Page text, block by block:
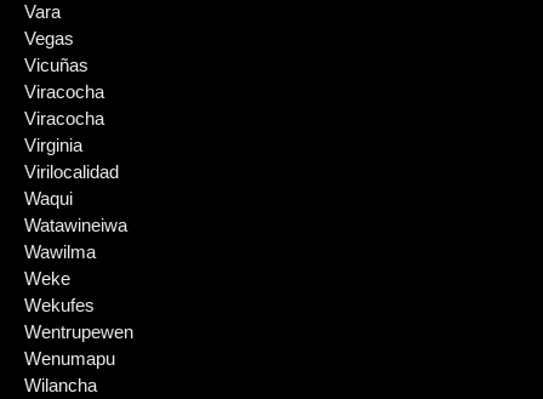
Vara
Vegas
Vicuñas
Viracocha
Viracocha
Virginia
Virilocalidad
Waqui
Watawineiwa
Wawilma
Weke
Wekufes
Wentrupewen
Wenumapu
Wilancha